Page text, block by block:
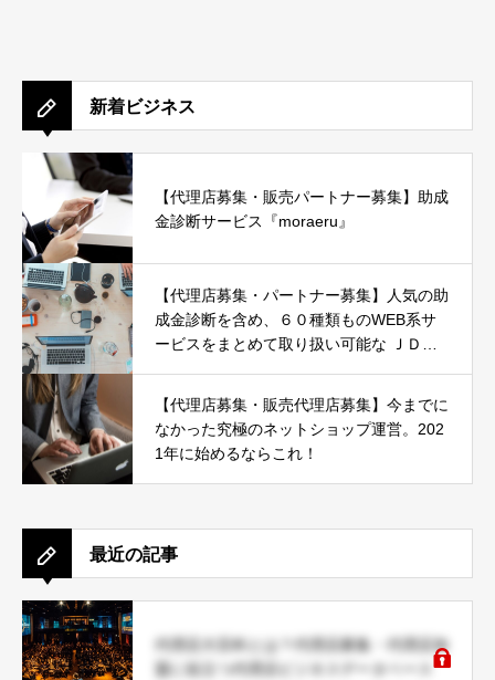
新着ビジネス
【代理店募集・販売パートナー募集】助成
金診断サービス『moraeru』
【代理店募集・パートナー募集】人気の助
成金診断を含め、６０種類ものWEB系サ
ービスをまとめて取り扱い可能な ＪＤネ
【代理店募集・販売代理店募集】今までに
なかった究極のネットショップ運営。202
1年に始めるならこれ！
最近の記事
代理店大百科とは？代理店募集・代理店加
盟に役立つ代理店ビジネスデータベース